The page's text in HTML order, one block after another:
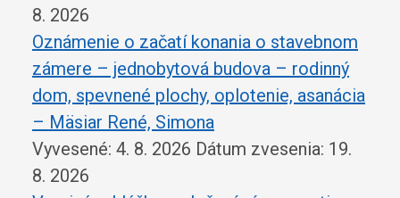
8. 2026
Oznámenie o začatí konania o stavebnom
zámere – jednobytová budova – rodinný
dom, spevnené plochy, oplotenie, asanácia
– Mäsiar René, Simona
Vyvesené: 4. 8. 2026 Dátum zvesenia: 19.
8. 2026